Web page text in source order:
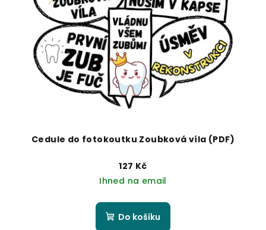
Cedule do fotokoutku Zoubková víla (PDF)
127 Kč
Ihned na email
Do košíku